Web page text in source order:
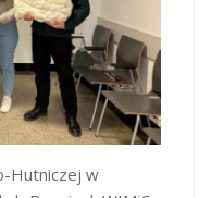
Hutniczej w